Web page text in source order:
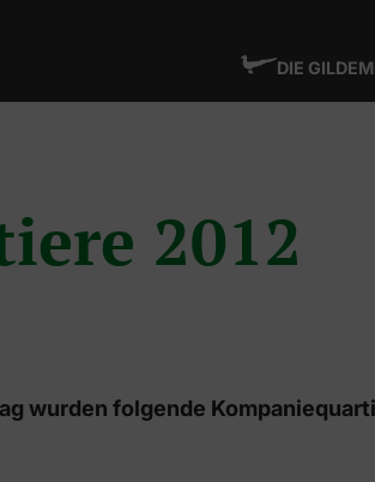
DIE GILDE
2012
wurden folgende